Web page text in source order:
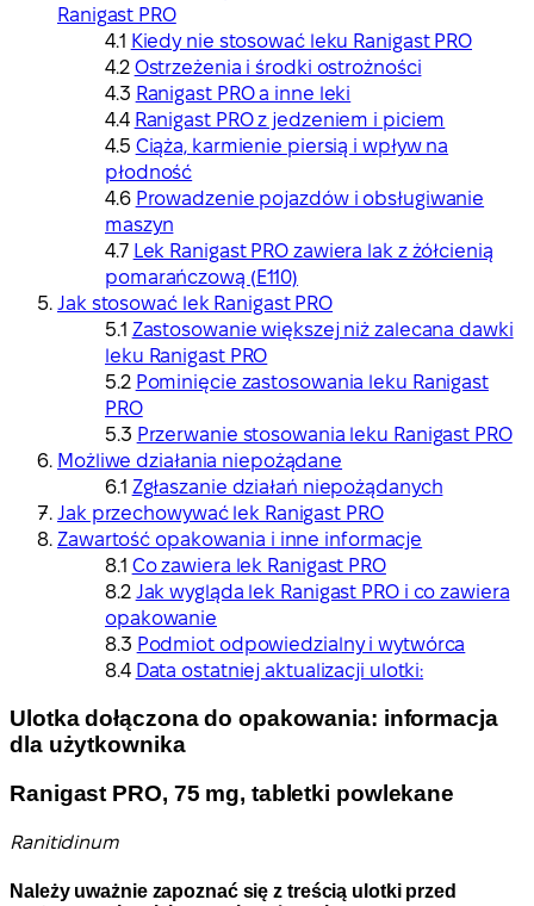
Ranigast PRO
Kiedy nie stosować leku Ranigast PRO
Ostrzeżenia i środki ostrożności
Ranigast PRO a inne leki
Ranigast PRO z jedzeniem i piciem
Ciąża, karmienie piersią i wpływ na
płodność
Prowadzenie pojazdów i obsługiwanie
maszyn
Lek Ranigast PRO zawiera lak z żółcienią
pomarańczową (E110)
Jak stosować lek Ranigast PRO
Zastosowanie większej niż zalecana dawki
leku Ranigast PRO
Pominięcie zastosowania leku Ranigast
PRO
Przerwanie stosowania leku Ranigast PRO
Możliwe działania niepożądane
Zgłaszanie działań niepożądanych
Jak przechowywać lek Ranigast PRO
Zawartość opakowania i inne informacje
Co zawiera lek Ranigast PRO
Jak wygląda lek Ranigast PRO i co zawiera
opakowanie
Podmiot odpowiedzialny i wytwórca
Data ostatniej aktualizacji ulotki:
Ulotka dołączona do opakowania: informacja
dla użytkownika
Ranigast PRO, 75 mg, tabletki powlekane
Ranitidinum
Należy uważnie zapoznać się z treścią ulotki przed